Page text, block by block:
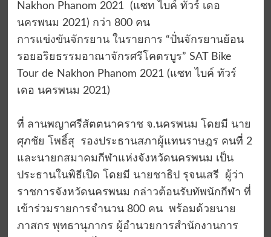
Nakhon Phanom 2021 (แซท ไบค์ ทัวร์ เดอ
นครพนม 2021) กว่า 800 คน
การแข่งขันจักรยาน ในรายการ “ปั่นจักรยานย้อน
รอยอริยธรรมอาณาจักรศรีโคตรบูร” SAT Bike
Tour de Nakhon Phanom 2021 (แซท ไบค์ ทัวร์
เดอ นครพนม 2021)
ที่ ลานพญาศรีสัตตนาคราช จ.นครพนม โดยมี นาย
ศุภชัย โพธิ์สุ รองประธานสภาผู้แทนราษฎร คนที่ 2
และนายกสมาคมกีฬาแห่งจังหวัดนครพนม เป็น
ประธานในพิธีเปิด โดยมี นายชาธิป รุจนเสรี ผู้ว่า
ราชการจังหวัดนครพนม กล่าวต้อนรับทัพนักกีฬา ที่
เข้าร่วมรายการจำนวน 800 คน พร้อมด้วยนาย
ภาสกร พุทธานุภากร ผู้อำนวยการสำนักงานการ